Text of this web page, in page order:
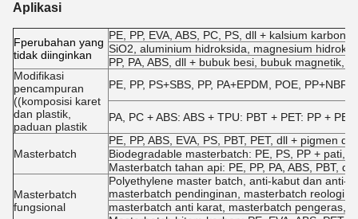
Aplikasi
Fperubahan yang
tidak diinginkan
PE, PP, EVA, ABS, PC, PS, dll + kalsium
SiO2, aluminium hidroksida, magnesium
PP, PA, ABS, dll + bubuk besi, bubuk magnetik,
Modifikasi
pencampuran
((komposisi karet
dan plastik,
paduan plastik
PE, PP, PS+SBS, PP, PA+EPDM, POE,
PA, PC + ABS: ABS + TPU: PBT + PET: PP + PE,
Masterbatch
PE, PP, ABS, EVA, PS, PBT, PET, dll + pigmen
Biodegradable masterbatch: PE, PS, PP + pati,
Masterbatch tahan api: PE, PP, PA, ABS, PBT,
Masterbatch
fungsional
Polyethylene master batch, anti-kabut dan anti-
masterbatch pendinginan, masterbatch reologi
masterbatch anti karat, masterbatch pengeras,